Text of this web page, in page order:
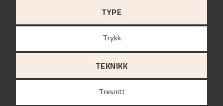
TYPE
Trykk
TEKNIKK
Tresnitt